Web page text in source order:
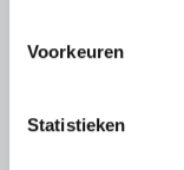
Voorkeuren
Statistieken